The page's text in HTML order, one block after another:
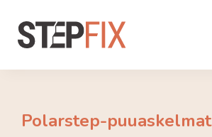
Polarstep-puuaskelmat